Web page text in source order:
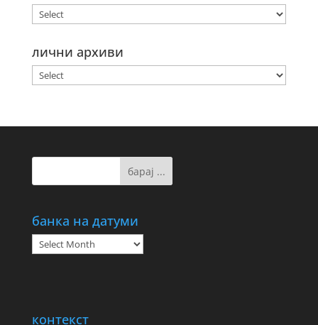
лични архиви
банка на датуми
банка
на
контекст